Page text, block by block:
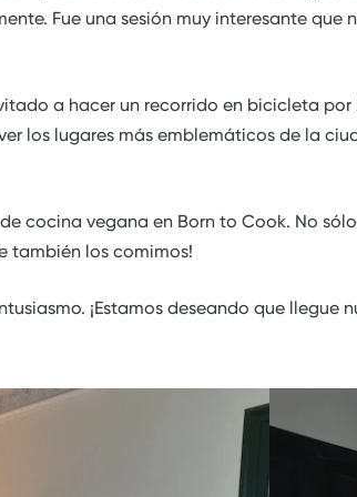
Fue una sesión muy interesante que
a hacer un recorrido en bicicleta por
los lugares más emblemáticos de la
cocina vegana en Born to Cook. No
también los comimos!
¡Estamos deseando que llegue